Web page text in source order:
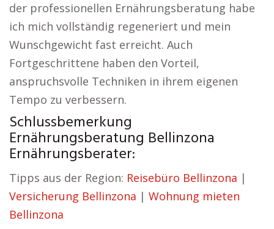
der professionellen Ernährungsberatung habe
ich mich vollständig regeneriert und mein
Wunschgewicht fast erreicht. Auch
Fortgeschrittene haben den Vorteil,
anspruchsvolle Techniken in ihrem eigenen
Tempo zu verbessern.
Schlussbemerkung
Ernährungsberatung Bellinzona
Ernährungsberater:
Tipps aus der Region: Reisebüro Bellinzona |
Versicherung Bellinzona | Wohnung mieten
Bellinzona